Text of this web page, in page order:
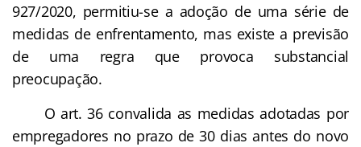
927/2020, permitiu-se a adoção de uma série de
medidas de enfrentamento, mas existe a previsão
de uma regra que provoca substancial
preocupação.
O art. 36 convalida as medidas adotadas por
empregadores no prazo de 30 dias antes do novo